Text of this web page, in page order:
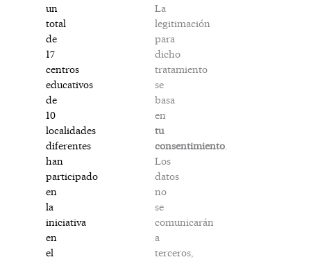
un
total
de
17
centros
educativos
de
10
localidades
diferentes
han
participado
en
la
iniciativa
en
el
La
legitimación
para
dicho
tratamiento
se
basa
en
tu
consentimiento
Los
datos
no
se
comunicarán
a
terceros,